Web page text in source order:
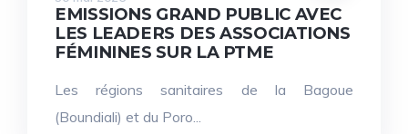
EMISSIONS GRAND PUBLIC AVEC
LES LEADERS DES ASSOCIATIONS
FÉMININES SUR LA PTME
Les régions sanitaires de la Bagoue
(Boundiali) et du Poro...